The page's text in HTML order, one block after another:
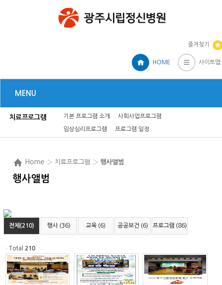
즐겨찾기
HOME 사이트맵
MENU
치료프로그램 기본 프로그램 소개 사회사업프로그램
임상심리프로그램 프로그램 일정
Home › 치료프로그램 › 행사앨범
행사앨범
전체(210) 행사 (36) 교육 (6) 공공보건 (6) 프로그램 (86)
ㆍTotal 210